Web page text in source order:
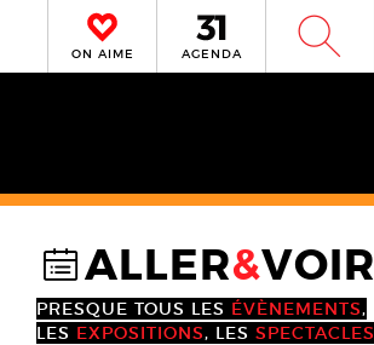
ON AIME AGENDA W
@ALLER&VOIR
PRESQUE TOUS LES ÉVÈNEMENTS,
LES EXPOSITIONS, LES SPECTACLES